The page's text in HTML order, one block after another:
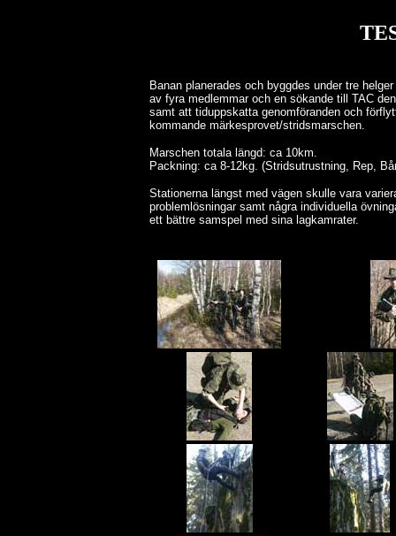
Banan planerades och byggdes under tre
av fyra medlemmar och en sökande till TAC
samt att tiduppskatta genomföranden och
kommande märkesprovet/stridsmarschen.
Marschen totala längd: ca 10km.
Packning: ca 8-12kg. (Stridsutrustning, Rep,
Stationerna längst med vägen skulle vara
problemlösningar samt några individuella
ett bättre samspel med sina lagkamrater.